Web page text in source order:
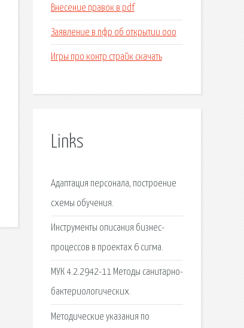
Внесение правок в pdf
Заявление в пфр об открытии ооо
Игры про контр страйк скачать
Links
Адаптация персонала, построение
схемы обучения.
Инструменты описания бизнес-
процессов в проектах 6 сигма.
МУК 4.2.2942-11 Методы санитарно-
бактериологических.
Методические указания по